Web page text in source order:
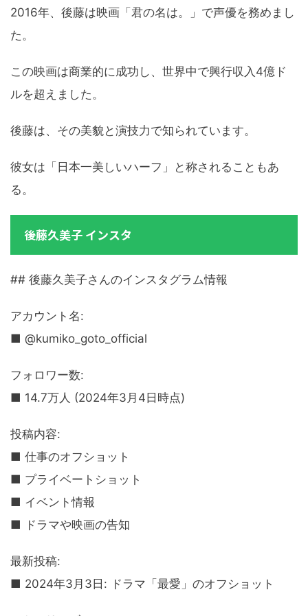
2016年、後藤は映画「君の名は。」で声優を務めまし
た。
この映画は商業的に成功し、世界中で興行収入4億ド
ルを超えました。
後藤は、その美貌と演技力で知られています。
彼女は「日本一美しいハーフ」と称されることもあ
る。
後藤久美子 インスタ
## 後藤久美子さんのインスタグラム情報
アカウント名:
■ @kumiko_goto_official
フォロワー数:
■ 14.7万人 (2024年3月4日時点)
投稿内容:
■ 仕事のオフショット
■ プライベートショット
■ イベント情報
■ ドラマや映画の告知
最新投稿:
■ 2024年3月3日: ドラマ「最愛」のオフショット